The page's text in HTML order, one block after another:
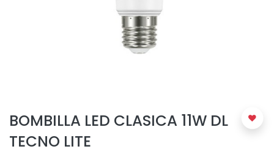
BOMBILLA LED CLASICA 11W DL
TECNO LITE